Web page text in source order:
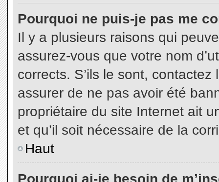
Pourquoi ne puis-je pas me
Il y a plusieurs raisons qui
assurez-vous que votre nom
corrects. S’ils le sont,
assurer de ne pas avoir été
propriétaire du site Internet ait
et qu’il soit nécessaire de la
Haut
Pourquoi ai-je besoin de